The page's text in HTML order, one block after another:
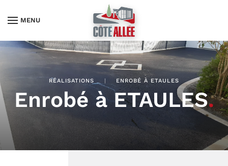
MENU
RÉALISATIONS ENROBÉ À ETAULES
Enrobé à ETAULES.